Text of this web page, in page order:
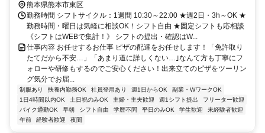
熊本県熊本市東区
勤務時間 シフトサイクル：1週間 10:30～22:00 ★週2日・3h～OK ★
勤務時間・曜日は気軽に相談OK！シフト自由 ★固定シフトも応相談
《シフトはWEBで集計！》 シフトの提出・確認はW...
仕事内容 お任せするお仕事 ピザの配達をお任せします！「免許取り
たてだから不安…」「あまり道に詳しくない…｣なんて方も丁寧にフ
ォローや研修もするのでご安心ください！出来立てのピザをツーリン
グ気分でお届...
制服あり 扶養内勤務OK 社員登用あり 週1日からOK
副業・WワークOK
1日4時間以内OK
土日祝のみOK 主婦・主夫歓迎 週1シフト提出
フリーター歓迎
バイク通勤OK
早朝 シフト自由 学歴不問 平日のみOK 学生歓迎
未経験者歓迎
午前
経験者歓迎 夜間